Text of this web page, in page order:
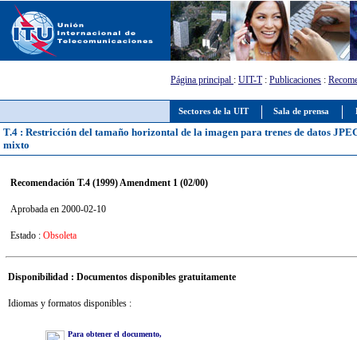
Sectores de la UIT Sala de prensa
Página principal : UIT-T: Publicaciones :
T.4 : Restricción del tamaño horizontal de la imagen para trenes de datos
mixto
Recomendación T.4 (1999) Amendment 1 (02/00)
Aprobada en 2000-02-10
Estado : Obsoleta
Disponibilidad : Documentos disponibles gratuitamente
Idiomas y formatos disponibles :
Para obtener el documento,